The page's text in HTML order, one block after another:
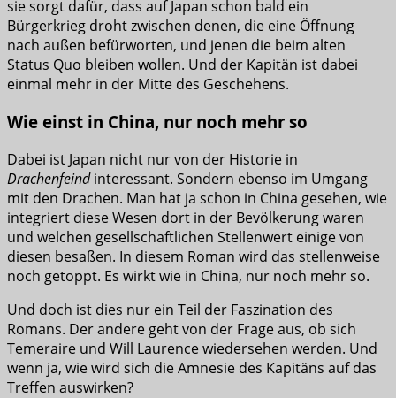
sie sorgt dafür, dass auf Japan schon bald ein
Bürgerkrieg droht zwischen denen, die eine Öffnung
nach außen befürworten, und jenen die beim alten
Status Quo bleiben wollen. Und der Kapitän ist dabei
einmal mehr in der Mitte des Geschehens.
Wie einst in China, nur noch mehr so
Dabei ist Japan nicht nur von der Historie in
Drachenfeindinteressant. Sondern ebenso im Umgang
mit den Drachen. Man hat ja schon in China gesehen, wie
integriert diese Wesen dort in der Bevölkerung waren
und welchen gesellschaftlichen Stellenwert einige von
diesen besaßen. In diesem Roman wird das stellenweise
noch getoppt. Es wirkt wie in China, nur noch mehr so.
Und doch ist dies nur ein Teil der Faszination des
Romans. Der andere geht von der Frage aus, ob sich
Temeraire und Will Laurence wiedersehen werden. Und
wenn ja, wie wird sich die Amnesie des Kapitäns auf das
Treffen auswirken?